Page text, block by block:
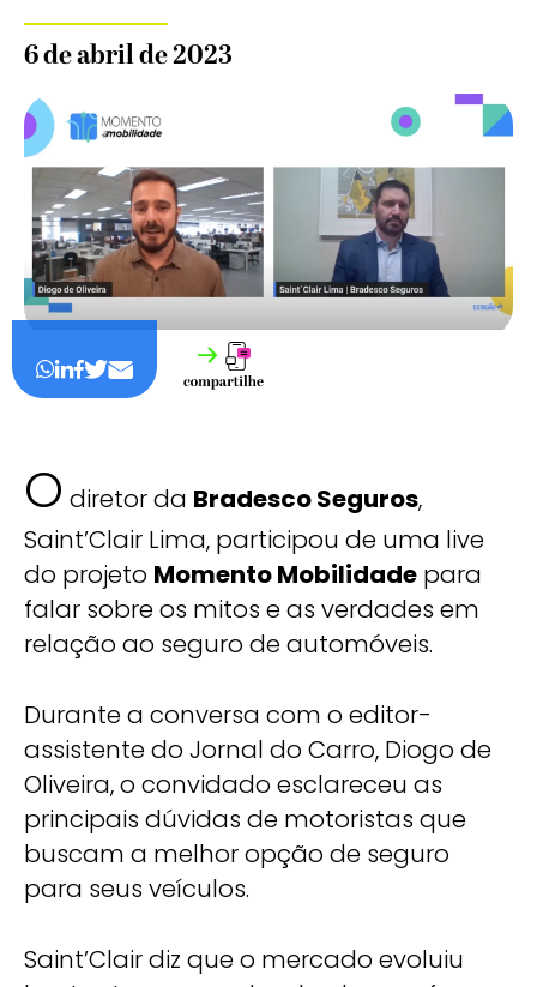
6 de abril de 2023
O diretor da Bradesco Seguros,
Saint’Clair Lima, participou de uma live
do projeto Momento Mobilidade para
falar sobre os mitos e as verdades em
relação ao seguro de automóveis.
Durante a conversa com o editor-
assistente do Jornal do Carro, Diogo de
Oliveira, o convidado esclareceu as
principais dúvidas de motoristas que
buscam a melhor opção de seguro
para seus veículos.
Saint’Clair diz que o mercado evoluiu